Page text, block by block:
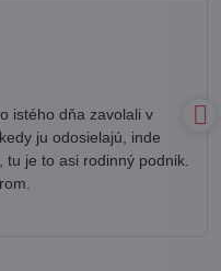
istého dňa zavolali v
ju odosielajú, inde
je to asi rodinný podnik.